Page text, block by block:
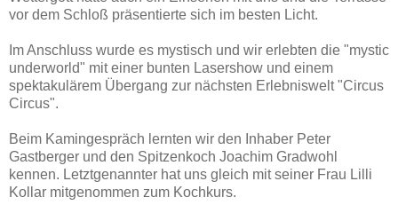
vor dem Schloß präsentierte sich im besten Licht.
Im Anschluss wurde es mystisch und wir erlebten die "mystic
underworld" mit einer bunten Lasershow und einem
spektakulärem Übergang zur nächsten Erlebniswelt "Circus
Circus".
Beim Kamingespräch lernten wir den Inhaber Peter
Gastberger und den Spitzenkoch Joachim Gradwohl
kennen. Letztgenannter hat uns gleich mit seiner Frau Lilli
Kollar mitgenommen zum Kochkurs.